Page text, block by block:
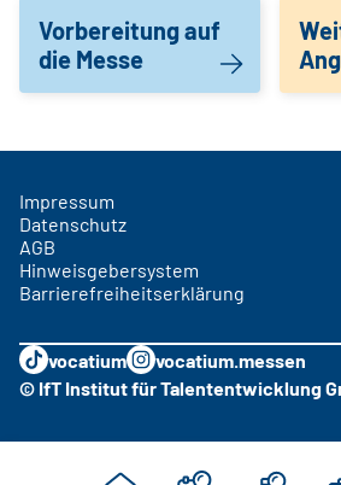
Vorbereitung auf
die Messe
Impressum
Datenschutz
AGB
Hinweisgebersystem
Barrierefreiheitserklärung
vocatium
vocatium.messen
© IfT Institut für Talententwicklung